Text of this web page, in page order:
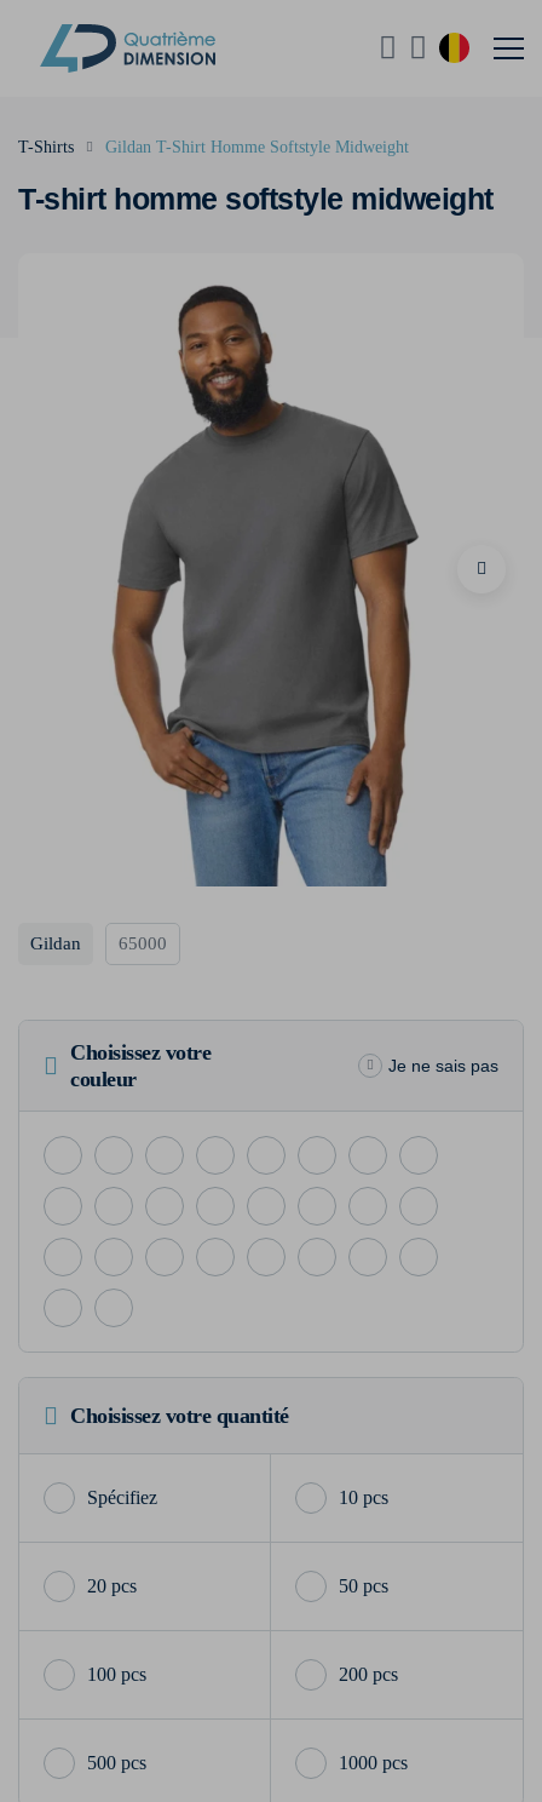
T-shirt homme softstyle midweight
T-Shirts Gildan T-Shirt Homme Softstyle Midweight
Gildan 65000
Choisissez votre
couleur
Je ne sais pas
Choisissez votre quantité
10 pcs
20 pcs 50 pcs
100 pcs 200 pcs
500 pcs 1000 pcs